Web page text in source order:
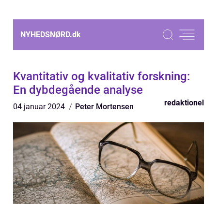
NYHEDSNØRD.dk
Kvantitativ og kvalitativ forskning:
En dybdegående analyse
04 januar 2024 Peter Mortensen redaktionel